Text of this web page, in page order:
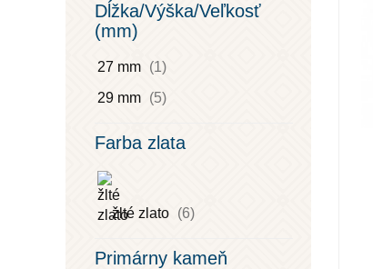
Dĺžka/Výška/Veľkosť
(mm)
27 mm (1)
29 mm (5)
Farba zlata
žlté zlato (6)
Primárny kameň